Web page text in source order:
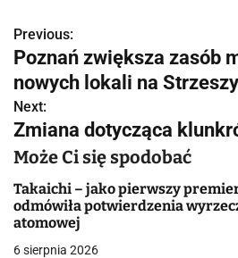
N
a
w
i
a
c
Previous:
Poznań zwiększa zasób
nowych lokali na
Next:
Zmiana dotycząca
Może Ci się spodobać
Takaichi – jako pierwszy
odmówiła potwierdzenia
atomowej
6 sierpnia 2026